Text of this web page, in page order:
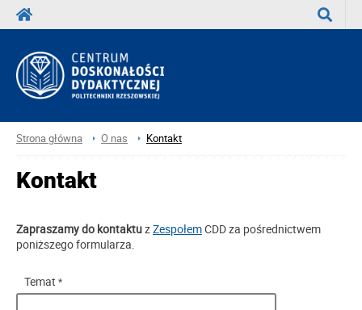
Strona główna O nas Kontakt
Kontakt
Zapraszamy do kontaktuzZespołemCDD za pośrednictwem
poniższego formularza.
Temat *